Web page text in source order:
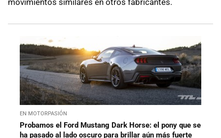
EN MOTORPASIÓN
Probamos el Ford Mustang Dark Horse: el pony que se
ha pasado al lado oscuro para brillar aún más fuerte